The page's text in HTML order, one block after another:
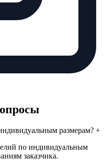
размерам? +
по индивидуальным
заказчика.